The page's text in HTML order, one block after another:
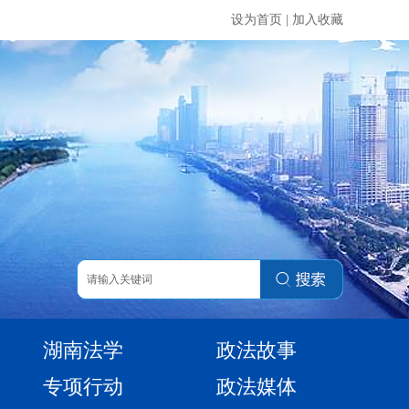
设为首页 加入收藏
湖南法学
政法故事
专项行动
政法媒体